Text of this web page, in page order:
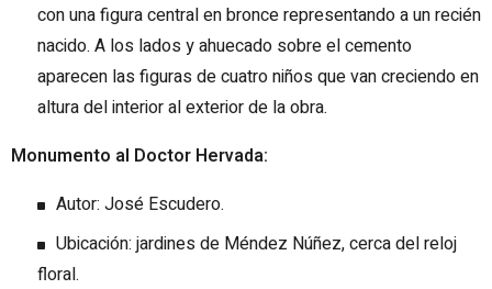
con una figura central en bronce representando a un recién
nacido. A los lados y ahuecado sobre el cemento
aparecen las figuras de cuatro niños que van creciendo en
altura del interior al exterior de la obra.
Monumento al Doctor Hervada:
Autor: José Escudero.
Ubicación: jardines de Méndez Núñez, cerca del reloj
floral.